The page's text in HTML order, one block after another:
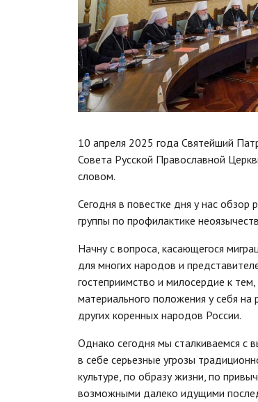
10 апреля 2025 года Святейший
Совета Русской Православной
словом.
Сегодня в повестке дня у нас
группы по профилактике
Начну с вопроса, касающегося
для многих народов и
гостеприимство и милосердие к
материального положения у себя
других коренных народов России.
Однако сегодня мы сталкиваемся с
в себе серьезные угрозы
культуре, по образу жизни, по
возможными далеко идущими